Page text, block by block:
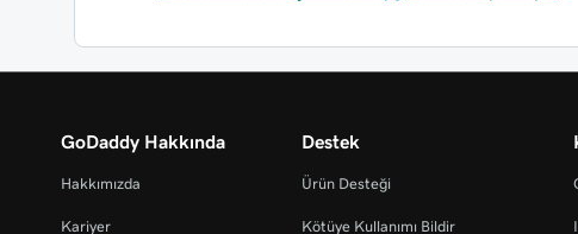
GoDaddy Hakkında
Hakkımızda
Kariyer
Destek
Ürün Desteği
Kötüye Kullanımı Bildir